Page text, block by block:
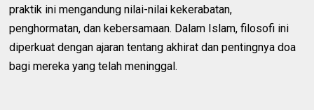
praktik ini mengandung nilai-nilai kekerabatan,
penghormatan, dan kebersamaan. Dalam Islam, filosofi ini
diperkuat dengan ajaran tentang akhirat dan pentingnya doa
bagi mereka yang telah meninggal.